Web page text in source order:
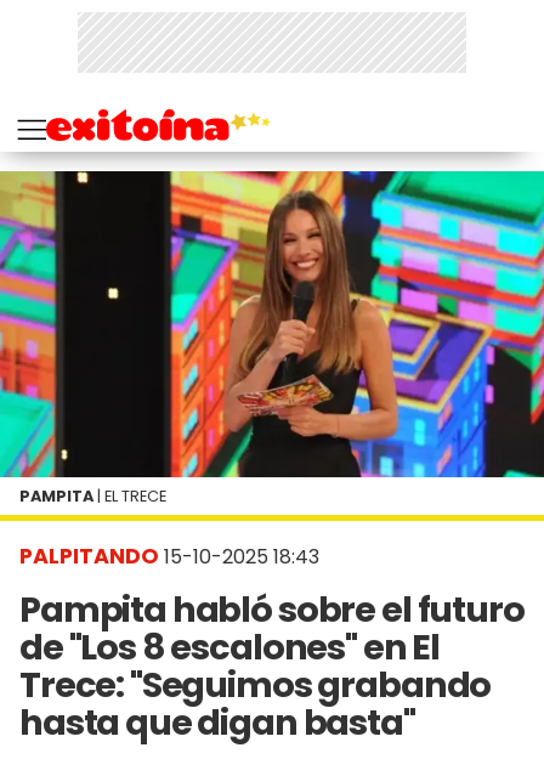
PALPITANDO 15-10-2025 18:43
Pampita habló sobre el futuro
de "Los 8 escalones" en El
Trece: "Seguimos grabando
hasta que digan basta"
PAMPITA | EL TRECE